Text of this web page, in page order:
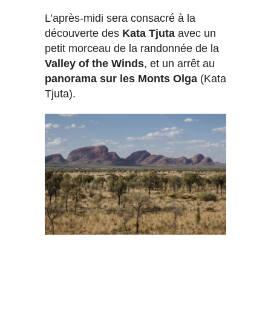
L’après-midi sera consacré à la
découverte des Kata Tjuta avec un
petit morceau de la randonnée de la
Valley of the Winds, et un arrêt au
panorama sur les Monts Olga (Kata
Tjuta).